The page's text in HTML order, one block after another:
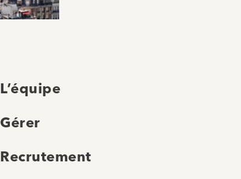
L’équipe
Gérer
Recrutement